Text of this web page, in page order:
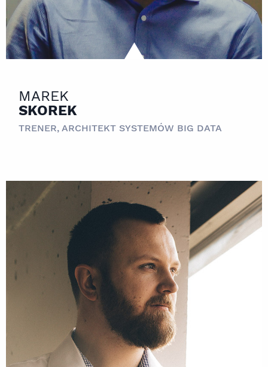
MAREK
SKOREK
TRENER, ARCHITEKT SYSTEMÓW BIG DATA